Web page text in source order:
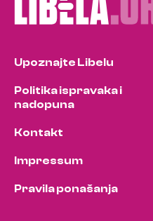
Upoznajte Libelu
Politika ispravaka i
nadopuna
Kontakt
Impressum
Pravila ponašanja